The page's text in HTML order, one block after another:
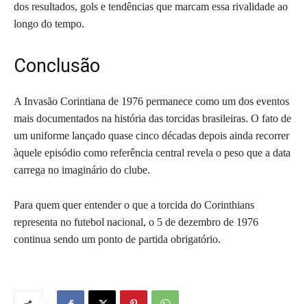
dos resultados, gols e tendências que marcam essa rivalidade ao
longo do tempo.
Conclusão
A Invasão Corintiana de 1976 permanece como um dos eventos
mais documentados na história das torcidas brasileiras. O fato de
um uniforme lançado quase cinco décadas depois ainda recorrer
àquele episódio como referência central revela o peso que a data
carrega no imaginário do clube.
Para quem quer entender o que a torcida do Corinthians
representa no futebol nacional, o 5 de dezembro de 1976
continua sendo um ponto de partida obrigatório.